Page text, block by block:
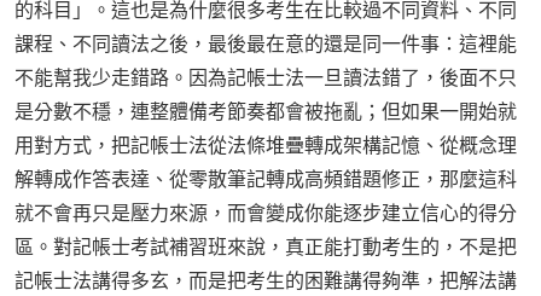
的科目」。這也是為什麼很多考生在比較過不同資料、不同
課程、不同讀法之後，最後最在意的還是同一件事：這裡能
不能幫我少走錯路。因為記帳士法一旦讀法錯了，後面不只
是分數不穩，連整體備考節奏都會被拖亂；但如果一開始就
用對方式，把記帳士法從法條堆疊轉成架構記憶、從概念理
解轉成作答表達、從零散筆記轉成高頻錯題修正，那麼這科
就不會再只是壓力來源，而會變成你能逐步建立信心的得分
區。對記帳士考試補習班來說，真正能打動考生的，不是把
記帳士法講得多玄，而是把考生的困難講得夠準，把解法講